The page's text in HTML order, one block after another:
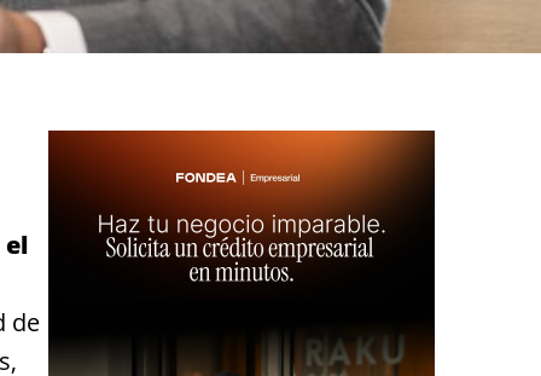
el
de